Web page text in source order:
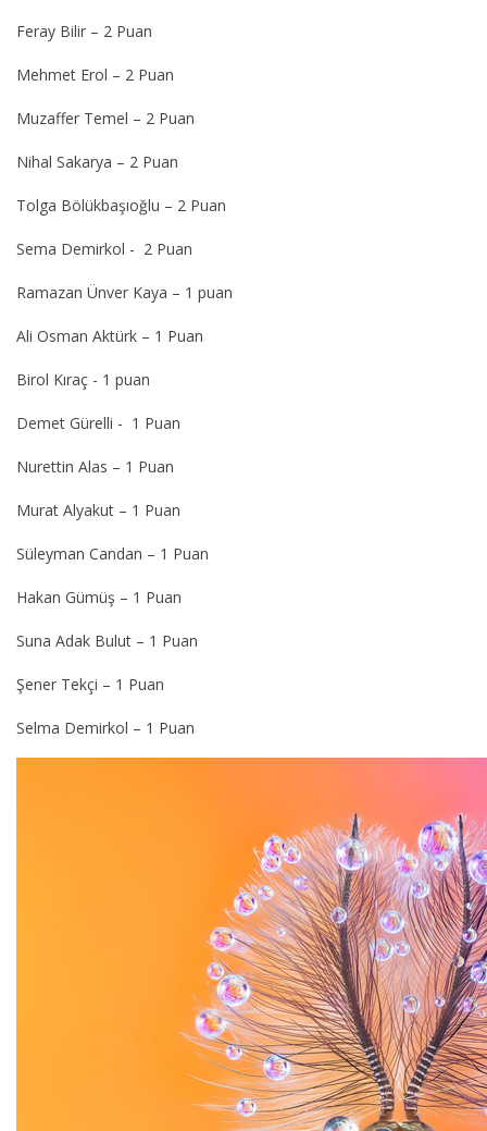
Feray Bilir – 2 Puan
Mehmet Erol – 2 Puan
Muzaffer Temel – 2 Puan
Nihal Sakarya – 2 Puan
Tolga Bölükbaşıoğlu – 2 Puan
Sema Demirkol - 2 Puan
Ramazan Ünver Kaya – 1 puan
Ali Osman Aktürk – 1 Puan
Birol Kıraç - 1 puan
Demet Gürelli - 1 Puan
Nurettin Alas – 1 Puan
Murat Alyakut – 1 Puan
Süleyman Candan – 1 Puan
Hakan Gümüş – 1 Puan
Suna Adak Bulut – 1 Puan
Şener Tekçi – 1 Puan
Selma Demirkol – 1 Puan